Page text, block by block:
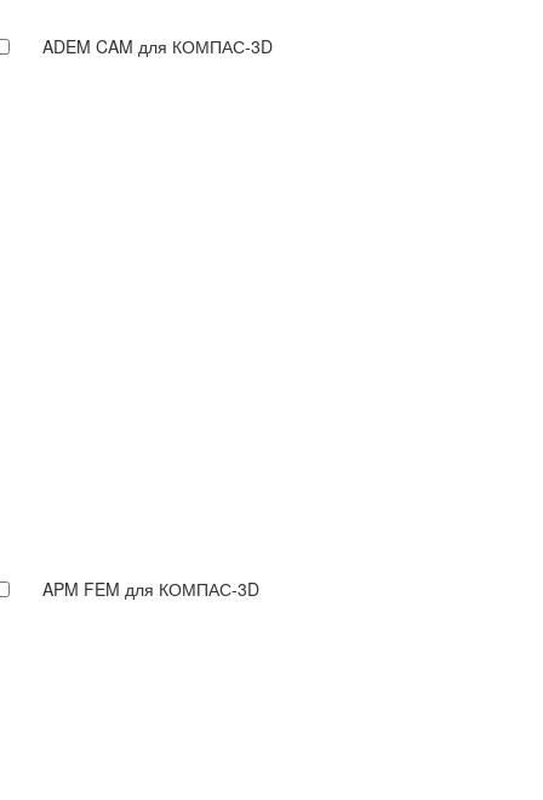
ADEM CAM для КОМПАС-3D
APM FEM для КОМПАС-3D